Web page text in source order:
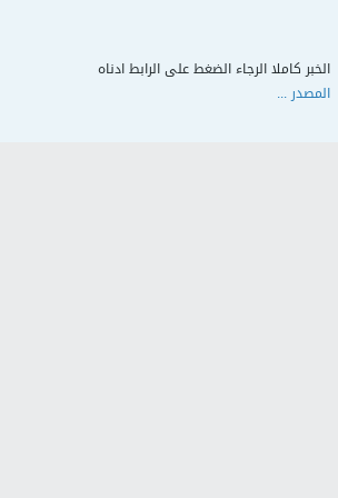
الخبر كاملا الرجاء الضغط على الرابط ادناه
المصدر ...